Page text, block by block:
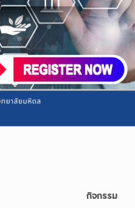
กิจกรรม